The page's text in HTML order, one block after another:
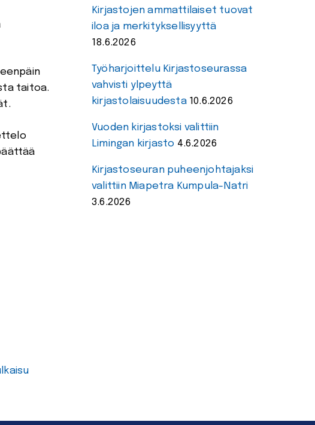
taitoa.
Kirjastojen ammattilaiset tuovat
iloa ja merkityksellisyyttä
18.6.2026
Työharjoittelu Kirjastoseurassa
vahvisti ylpeyttä
kirjastolaisuudesta 10.6.2026
Vuoden kirjastoksi valittiin
Limingan kirjasto 4.6.2026
Kirjastoseuran puheenjohtajaksi
valittiin Miapetra Kumpula-Natri
3.6.2026